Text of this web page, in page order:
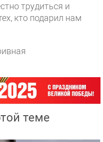
трудиться и
кто подарил нам
теме